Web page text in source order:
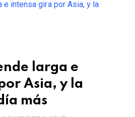
larga e
Asia, y la
más